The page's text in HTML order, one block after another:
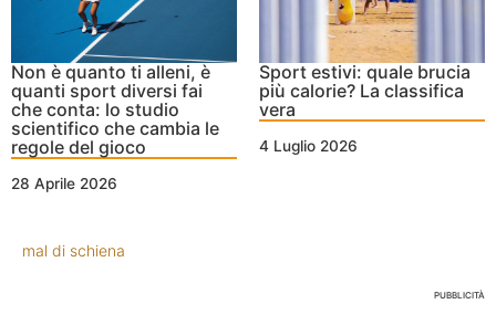
Non è quanto ti alleni, è
quanti sport diversi fai
che conta: lo studio
scientifico che cambia le
regole del gioco
28 Aprile 2026
Sport estivi: quale brucia
più calorie? La classifica
vera
4 Luglio 2026
mal di schiena
PUBBLICITÀ